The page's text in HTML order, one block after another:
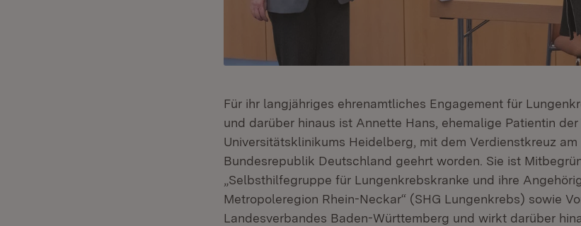
Für ihr langjähriges ehrenamtliches Engagement für
und darüber hinaus ist Annette Hans, ehemalige Patientin
Universitätsklinikums Heidelberg, mit dem Verdienstkreuz
Bundesrepublik Deutschland geehrt worden. Sie ist
„Selbsthilfegruppe für Lungenkrebskranke und ihre
Metropoleregion Rhein-Neckar“ (SHG Lungenkrebs) sowie
Landesverbandes Baden-Württemberg und wirkt darüber